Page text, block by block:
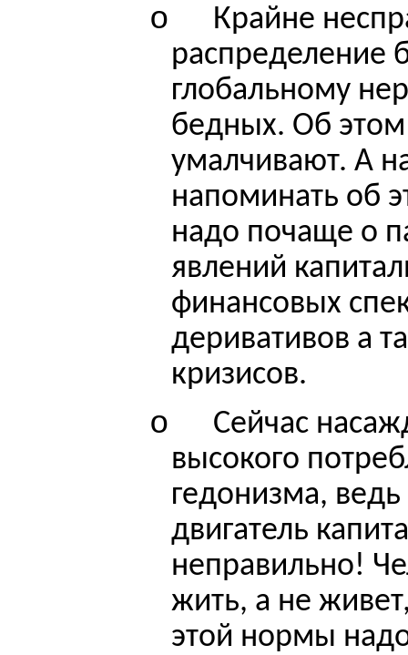
o
Крайне
распределение
глобальному
бедных. Об
умалчивают. А
напоминать об
надо почаще о
явлений
финансовых
деривативов а
кризисов.
o
Сейчас
высокого
гедонизма,
двигатель
неправильно!
жить, а не
этой нормы